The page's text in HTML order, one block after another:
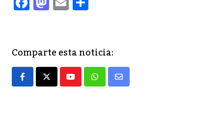
a
e
b
o
a
o
d
o
m
l p
ar
tir
Comparte esta noticia:
YoutubeWhatsapp
Share